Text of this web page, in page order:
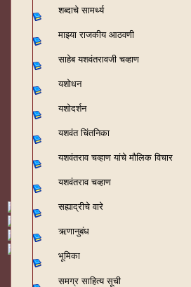
शब्दाचे सामर्थ्य
माझ्या राजकीय आठवणी
साहेब यशवंतरावजी चव्हाण
यशोधन
यशोदर्शन
यशवंत चिंतनिका
यशवंतराव चव्हाण यांचे मौलिक विचार
यशवंतराव चव्हाण
सह्याद्रीचे वारे
ऋणानुबंध
भूमिका
समग्र साहित्य सूची